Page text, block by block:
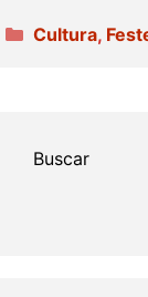
Categorías
Cultura,
Buscar